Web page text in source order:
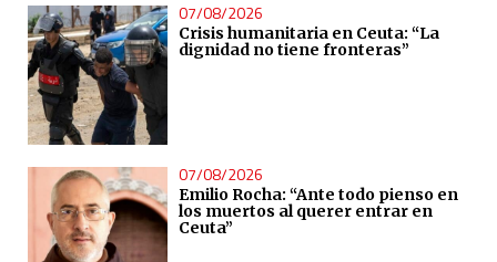
07/08/2026
Crisis humanitaria en Ceuta: “La
dignidad no tiene fronteras”
07/08/2026
Emilio Rocha: “Ante todo pienso en
los muertos al querer entrar en
Ceuta”